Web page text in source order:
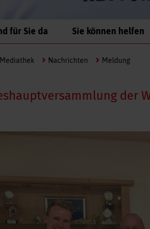
für Sie da Sie können helfen
Mediathek Nachrichten Meldung
der